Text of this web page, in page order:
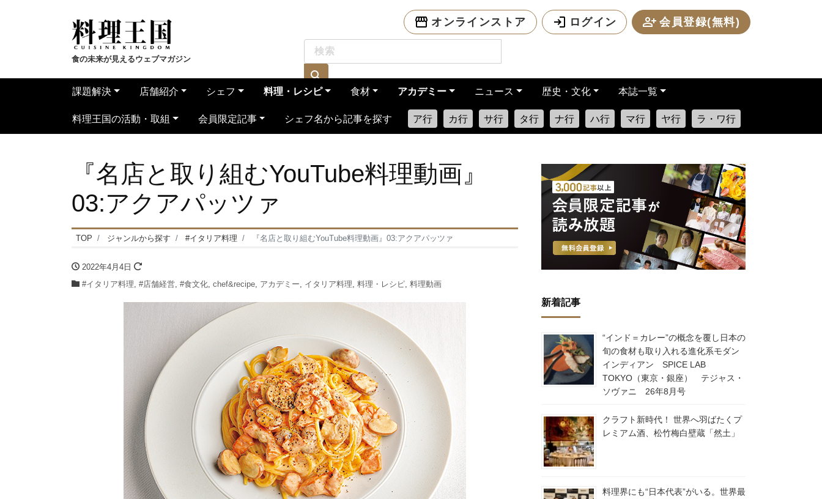
食の未来が見えるウェブマガジン
オンラインストア ログイン 会員登録(無料)
課題解決 店舗紹介 シェフ 料理・レシピ 食材 アカデミー ニュース 歴史・文化 本誌一覧
料理王国の活動・取組 会員限定記事 シェフ名から記事を探す ア行 カ行 サ行 タ行 ナ行 ハ行 マ行 ヤ行 ラ・ワ行
『名店と取り組むYouTube料理動画』
03:アクアパッツァ
TOP ジャンルから探す #イタリア料理 『名店と取り組むYouTube料理動画』03:アクアパッツァ
2022年4月4日
#イタリア料理, #店舗経営, #食文化, chef&recipe, アカデミー, イタリア料理, 料理・レシピ, 料理動画
新着記事
“インド＝カレー”の概念を覆し日本の
旬の食材も取り入れる進化系モダン
インディアン SPICE LAB
TOKYO（東京・銀座） テジャス・
ソヴァニ 26年8月号
クラフト新時代！ 世界へ羽ばたくプ
レミアム酒、松竹梅白壁蔵「然土」
料理界にも“日本代表”がいる。世界最